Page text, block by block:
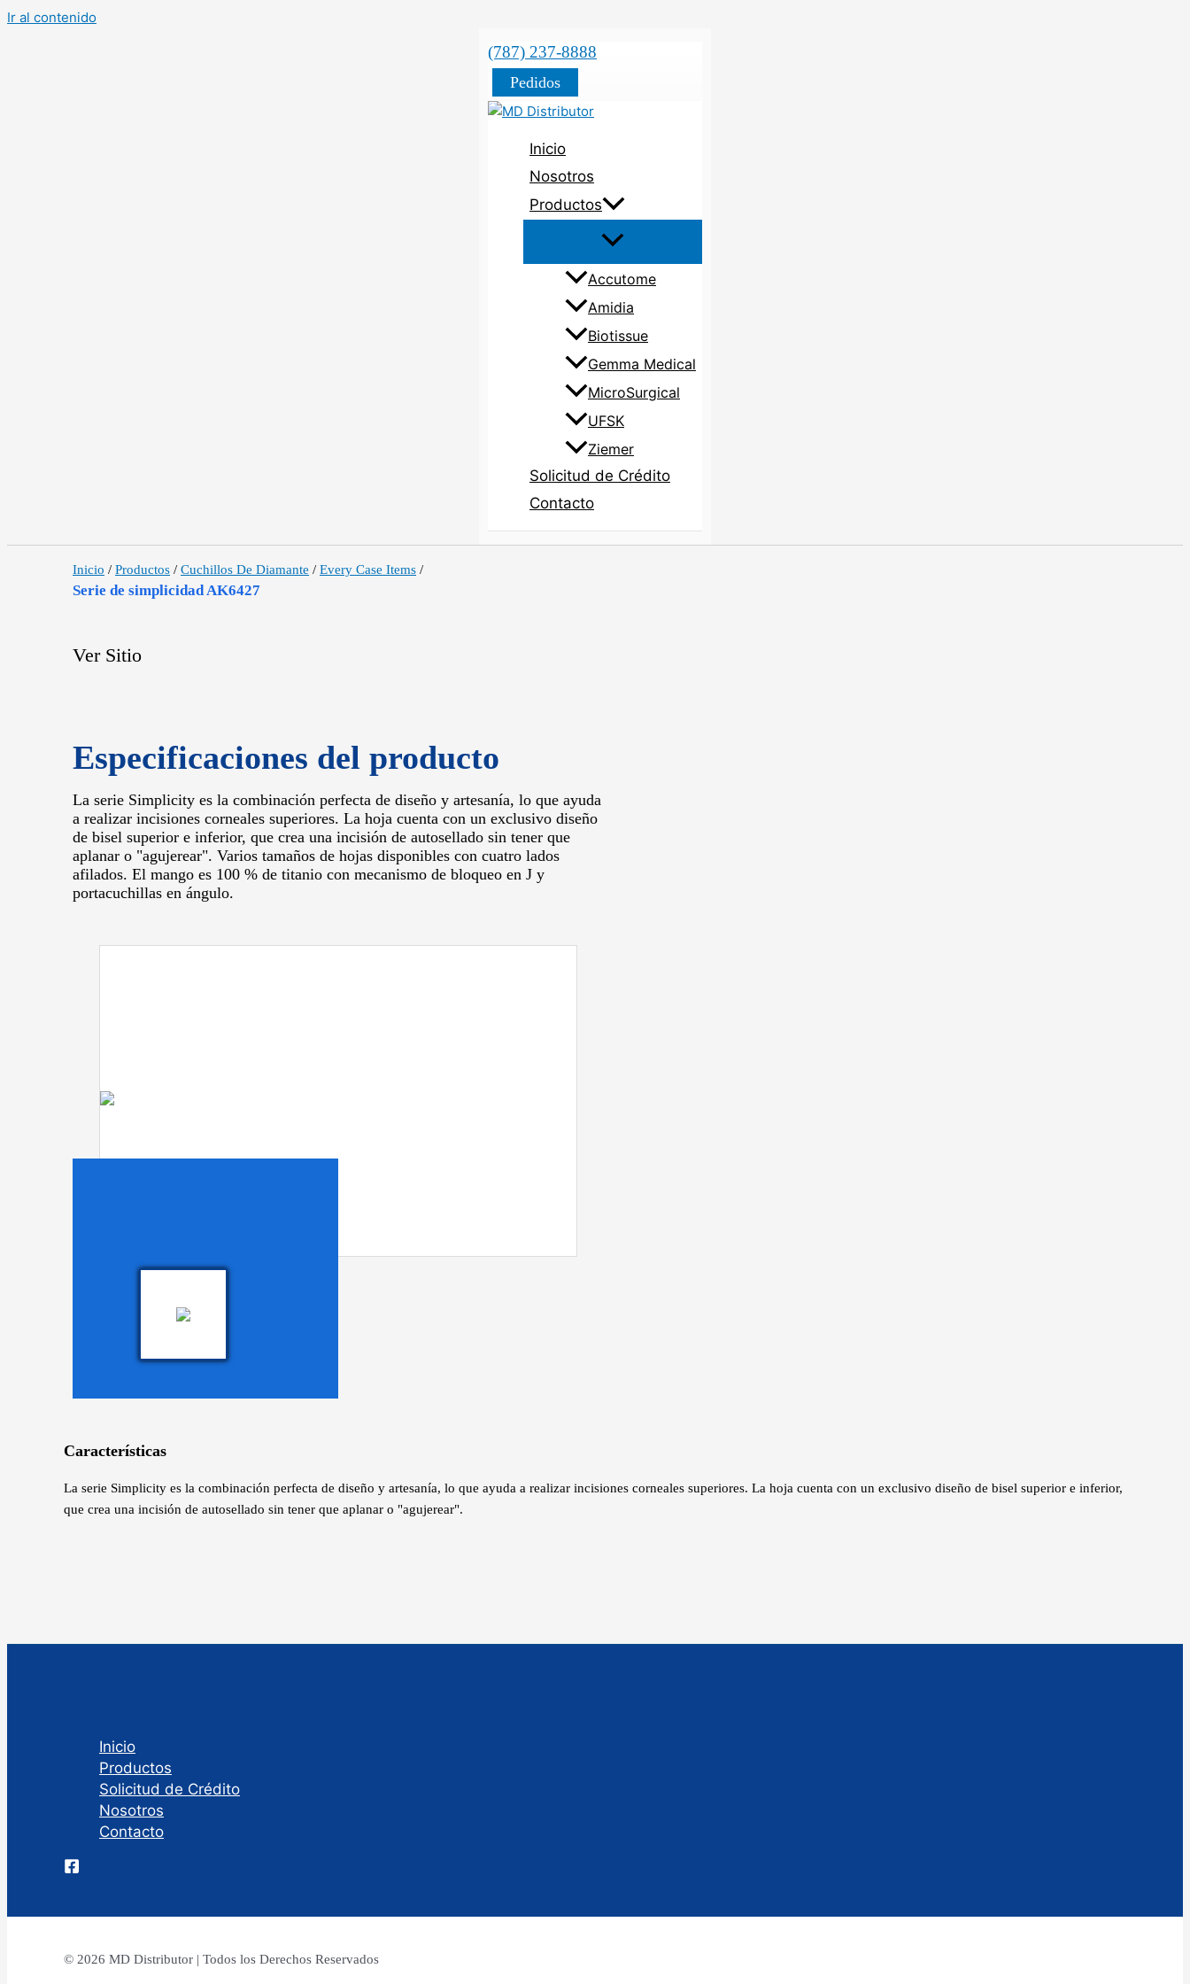
Ir al contenido
(787) 237-8888
Pedidos
Inicio
Nosotros
Productos
Accutome
Amidia
Biotissue
Gemma Medical
MicroSurgical
UFSK
Ziemer
Solicitud de Crédito
Contacto
Inicio / Productos / Cuchillos De Diamante / Every Case Items /
Serie de simplicidad AK6427
Ver Sitio
Especificaciones del producto
La serie Simplicity es la combinación perfecta de diseño y artesanía, lo que ayuda
a realizar incisiones corneales superiores. La hoja cuenta con un exclusivo diseño
de bisel superior e inferior, que crea una incisión de autosellado sin tener que
aplanar o "agujerear". Varios tamaños de hojas disponibles con cuatro lados
afilados. El mango es 100 % de titanio con mecanismo de bloqueo en J y
portacuchillas en ángulo.
Características
La serie Simplicity es la combinación perfecta de diseño y artesanía, lo que ayuda a realizar incisiones corneales superiores. La hoja cuenta con un exclusivo diseño de bisel superior e inferior,
que crea una incisión de autosellado sin tener que aplanar o "agujerear".
Inicio
Productos
Solicitud de Crédito
Nosotros
Contacto
© 2026 MD Distributor | Todos los Derechos Reservados